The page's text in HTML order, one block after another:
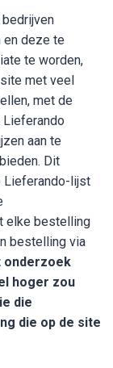
en deze te
te worden,
met veel
met de
aan te
Dit
Lieferando-lijst
elke bestelling
bestelling via
onderzoek
hoger zou
die
die op de site